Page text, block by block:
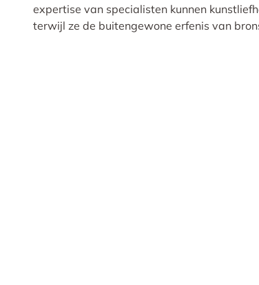
expertise van specialisten kunnen
terwijl ze de buitengewone erfenis van